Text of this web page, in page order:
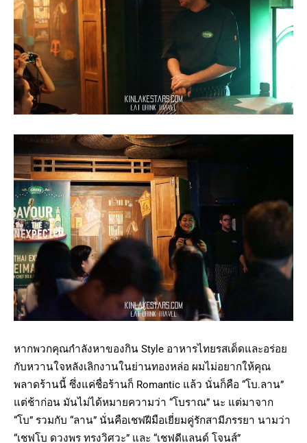
หากพวกคุณกำลังหาของกิน Style อาหารไทยรสเด็ดและอร่อย
กับหวานใจหลังเลิกงานในย่านทองหล่อ ผมไม่อยากให้คุณ
พลาดร้านนี้ ซึ่งแค่ชื่อร้านก็ Romantic แล้ว นั่นก็คือ “โบ.ลาน”
แต่ช้าก่อน มันไม่ได้หมายความว่า “โบราณ” นะ แต่มาจาก
“โบ” รวมกับ “ลาน” นั่นคือเชฟฝีมือเยี่ยมคู่รักสามีภรรยา นามว่า
“เชฟโบ ดวงพร ทรงวิศวะ” และ “เชฟดีแลนด์ โจนส์”